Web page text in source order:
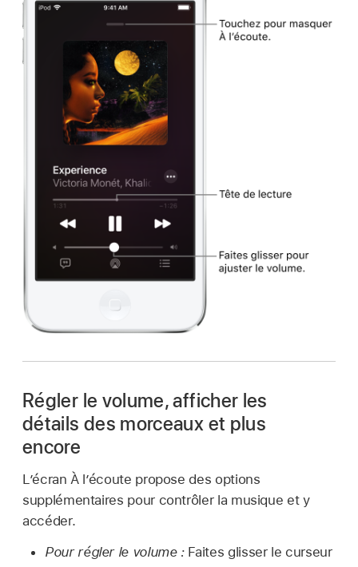
Régler le volume, afficher les
détails des morceaux et plus
encore
L’écran À l’écoute propose des options
supplémentaires pour contrôler la musique et y
accéder.
Pour régler le volume :Faites glisser le curseur